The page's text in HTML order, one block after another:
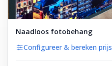
Naadloos fotobehang
Configureer & bereken prijs